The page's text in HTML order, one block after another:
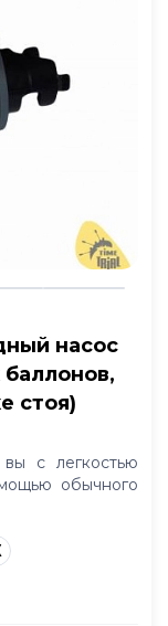
насос
стоя)
с легкостью
обычного